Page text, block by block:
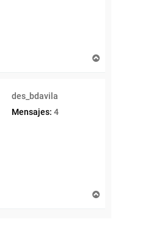
des_bdavila
Mensajes: 4